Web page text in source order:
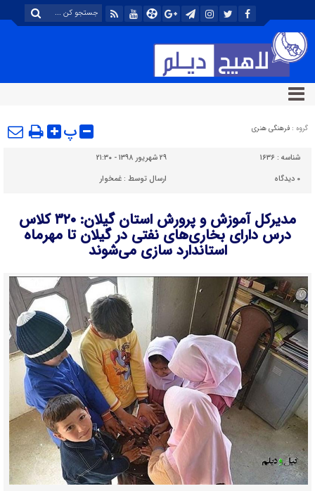
گروه : فرهنگی هنری پ
شناسه : ۱۶۳۶
۲۹ شهریور ۱۳۹۸ - ۲۱:۳۰
۰ دیدگاه ارسال توسط :غمخوار
مدیرکل آموزش و پرورش استان گیلان: ۳۲۰ کلاس
درس دارای بخاری‌های نفتی‌ در گیلان تا مهرماه
استاندارد سازی می‌شوند